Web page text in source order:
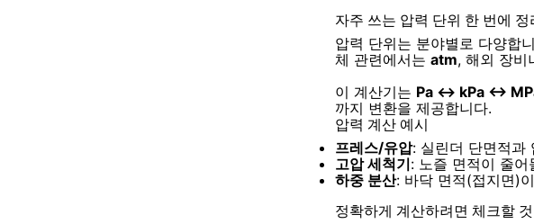
자주 쓰는 압력 단위 한 번에 정
압력 단위는 분야별로 다양합
체 관련에서는 atm, 해외 장비
이 계산기는 Pa ↔ kPa ↔
까지 변환을 제공합니다.
압력 계산 예시
프레스/유압: 실린더 단면적과
고압 세척기: 노즐 면적이 줄
하중 분산: 바닥 면적(접지면)
정확하게 계산하려면 체크할 것